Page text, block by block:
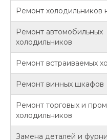
Ремонт холодильников
Ремонт автомобильных
холодильников
Ремонт встраиваемых
Ремонт винных шкафов
Ремонт торговых и
холодильников
Замена деталей и